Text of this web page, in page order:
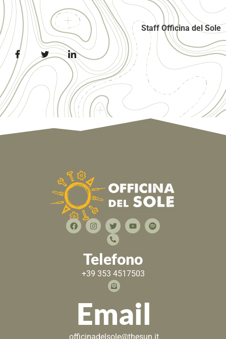
Staff Officina del Sole
Telefono
+39 353 4517503
Email
officinadelsole@thesun.it